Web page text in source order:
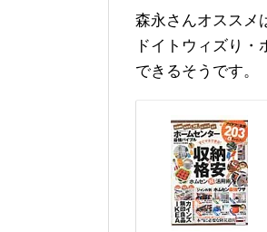
森永さんオススメ
ドイトウィズり
できるそうです。